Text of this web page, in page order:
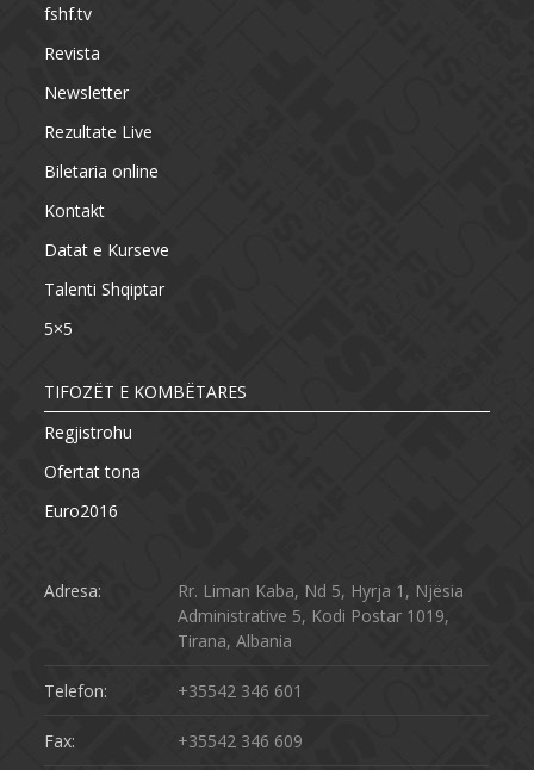
fshf.tv
Revista
Newsletter
Rezultate Live
Biletaria online
Kontakt
Datat e Kurseve
Talenti Shqiptar
5×5
TIFOZËT E KOMBËTARES
Regjistrohu
Ofertat tona
Euro2016
Adresa:
Rr. Liman Kaba, Nd 5, Hyrja 1, Njësia
Administrative 5, Kodi Postar 1019,
Tirana, Albania
Telefon: +35542 346 601
Fax: +35542 346 609